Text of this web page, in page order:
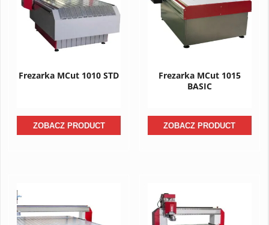
Frezarka MCut 1010 STD
ZOBACZ PRODUCT
Frezarka MCut 1015
BASIC
ZOBACZ PRODUCT